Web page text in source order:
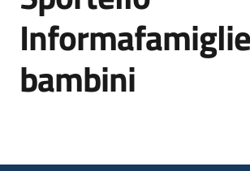
Menu selezionato
Centri
le
famiglie
Informazioni
bambini